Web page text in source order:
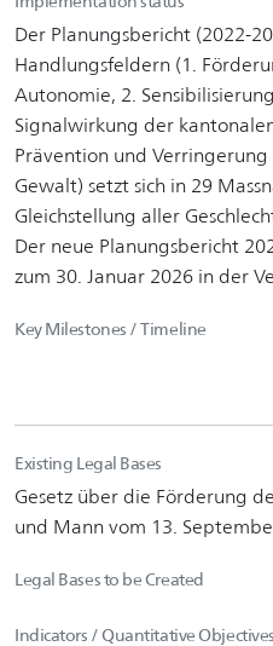
Der Planungsbericht (2022-
Handlungsfeldern (1.
Autonomie, 2.
Signalwirkung der
Prävention und Verringerung
Gewalt) setzt sich in 29
Gleichstellung aller
Der neue Planungsbericht
zum 30. Januar 2026 in der
Key Milestones / Timeline
Existing Legal Bases
Gesetz über die Förderung
und Mann vom 13.
Legal Bases to be Created
Indicators / Quantitative Objectives